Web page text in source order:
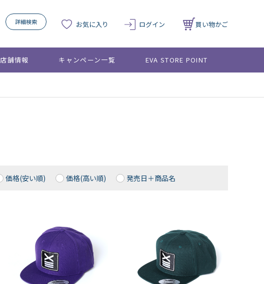
詳細検索 お気に入り ログイン 買い物かご
店舗情報 キャンペーン一覧 EVA STORE POINT
価格(安い順) 価格(高い順) 発売日＋商品名